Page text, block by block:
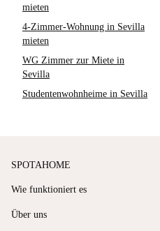
mieten
4-Zimmer-Wohnung in Sevilla
mieten
WG Zimmer zur Miete in
Sevilla
Studentenwohnheime in Sevilla
SPOTAHOME
Wie funktioniert es
Über uns